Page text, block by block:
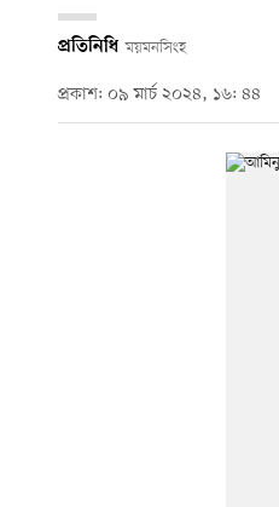
প্রতিনিধি ময়মনসিংহ
প্রকাশ: ০৯ মার্চ ২০২৪, ১৬: ৪৪